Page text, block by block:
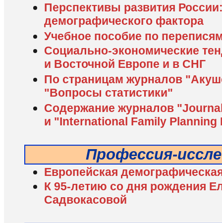
Перспективы развития
демографического фактора
Учебное пособие по
Социально-экономические
и Восточной Европе и в СНГ
По страницам журналов
"Вопросы статистики"
Содержание журналов
и "International Family
Профессия-
Европейская
К 95-летию со дня рождения
Садвокасовой